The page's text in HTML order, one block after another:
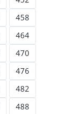
458
464
470
476
482
488